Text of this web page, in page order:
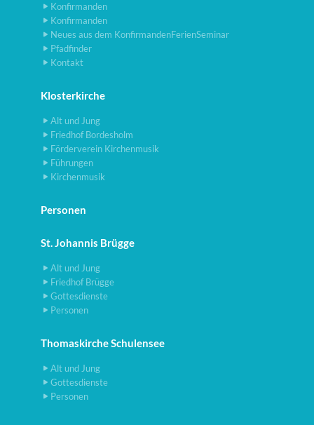
Konfirmanden
Konfirmanden
Neues aus dem KonfirmandenFerienSeminar
Pfadfinder
Kontakt
Klosterkirche
Alt und Jung
Friedhof Bordesholm
Förderverein Kirchenmusik
Führungen
Kirchenmusik
Personen
St. Johannis Brügge
Alt und Jung
Friedhof Brügge
Gottesdienste
Personen
Thomaskirche Schulensee
Alt und Jung
Gottesdienste
Personen